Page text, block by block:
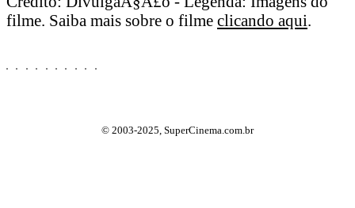
filme. Saiba mais sobre o filme clicando aqui.
© 2003-2025, SuperCinema.com.br